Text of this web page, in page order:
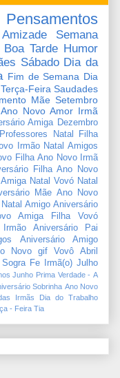
Pensamentos
Amizade
Semana
Boa Tarde Humor
Sábado Dia da
Fim de Semana Dia
Terça-Feira Saudades
Mãe Setembro
Ano Novo Amor Irmã
Amiga Dezembro
Natal Filha
Irmão Natal Amigos
Filha Ano Novo Irmã
Filha Ano Novo
Natal Vovó Natal
Mãe Ano Novo
Natal Amigo Aniversário
Amiga Filha
Vovó
Aniversário Pai
Aniversário Amigo
Novo gif Vovô
Abril
Fe Irmã(o) Julho
Junho Prima Verdade - A
Sobrinha Ano Novo
Irmãs
Dia do Trabalho
- Feira Tia